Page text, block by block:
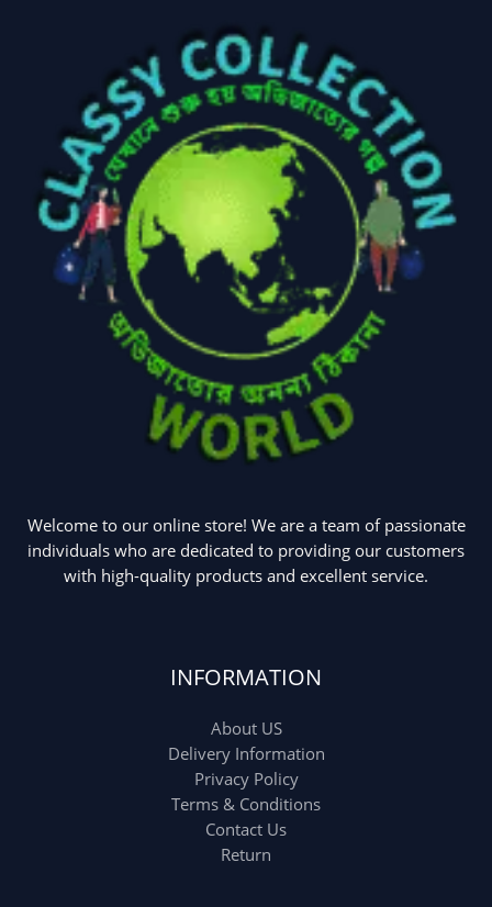
Welcome to our online store! We are a team of passionate
individuals who are dedicated to providing our customers
with high-quality products and excellent service.
INFORMATION
About US
Delivery Information
Privacy Policy
Terms & Conditions
Contact Us
Return